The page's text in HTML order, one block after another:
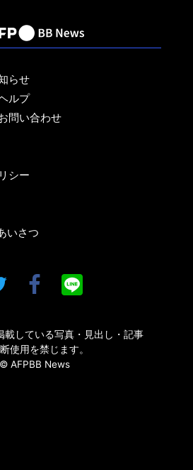
らせ
ルプ
問い合わせ
シー
いさつ
載している写真・見出し・記事
使用を禁じます。
© AFPBB News